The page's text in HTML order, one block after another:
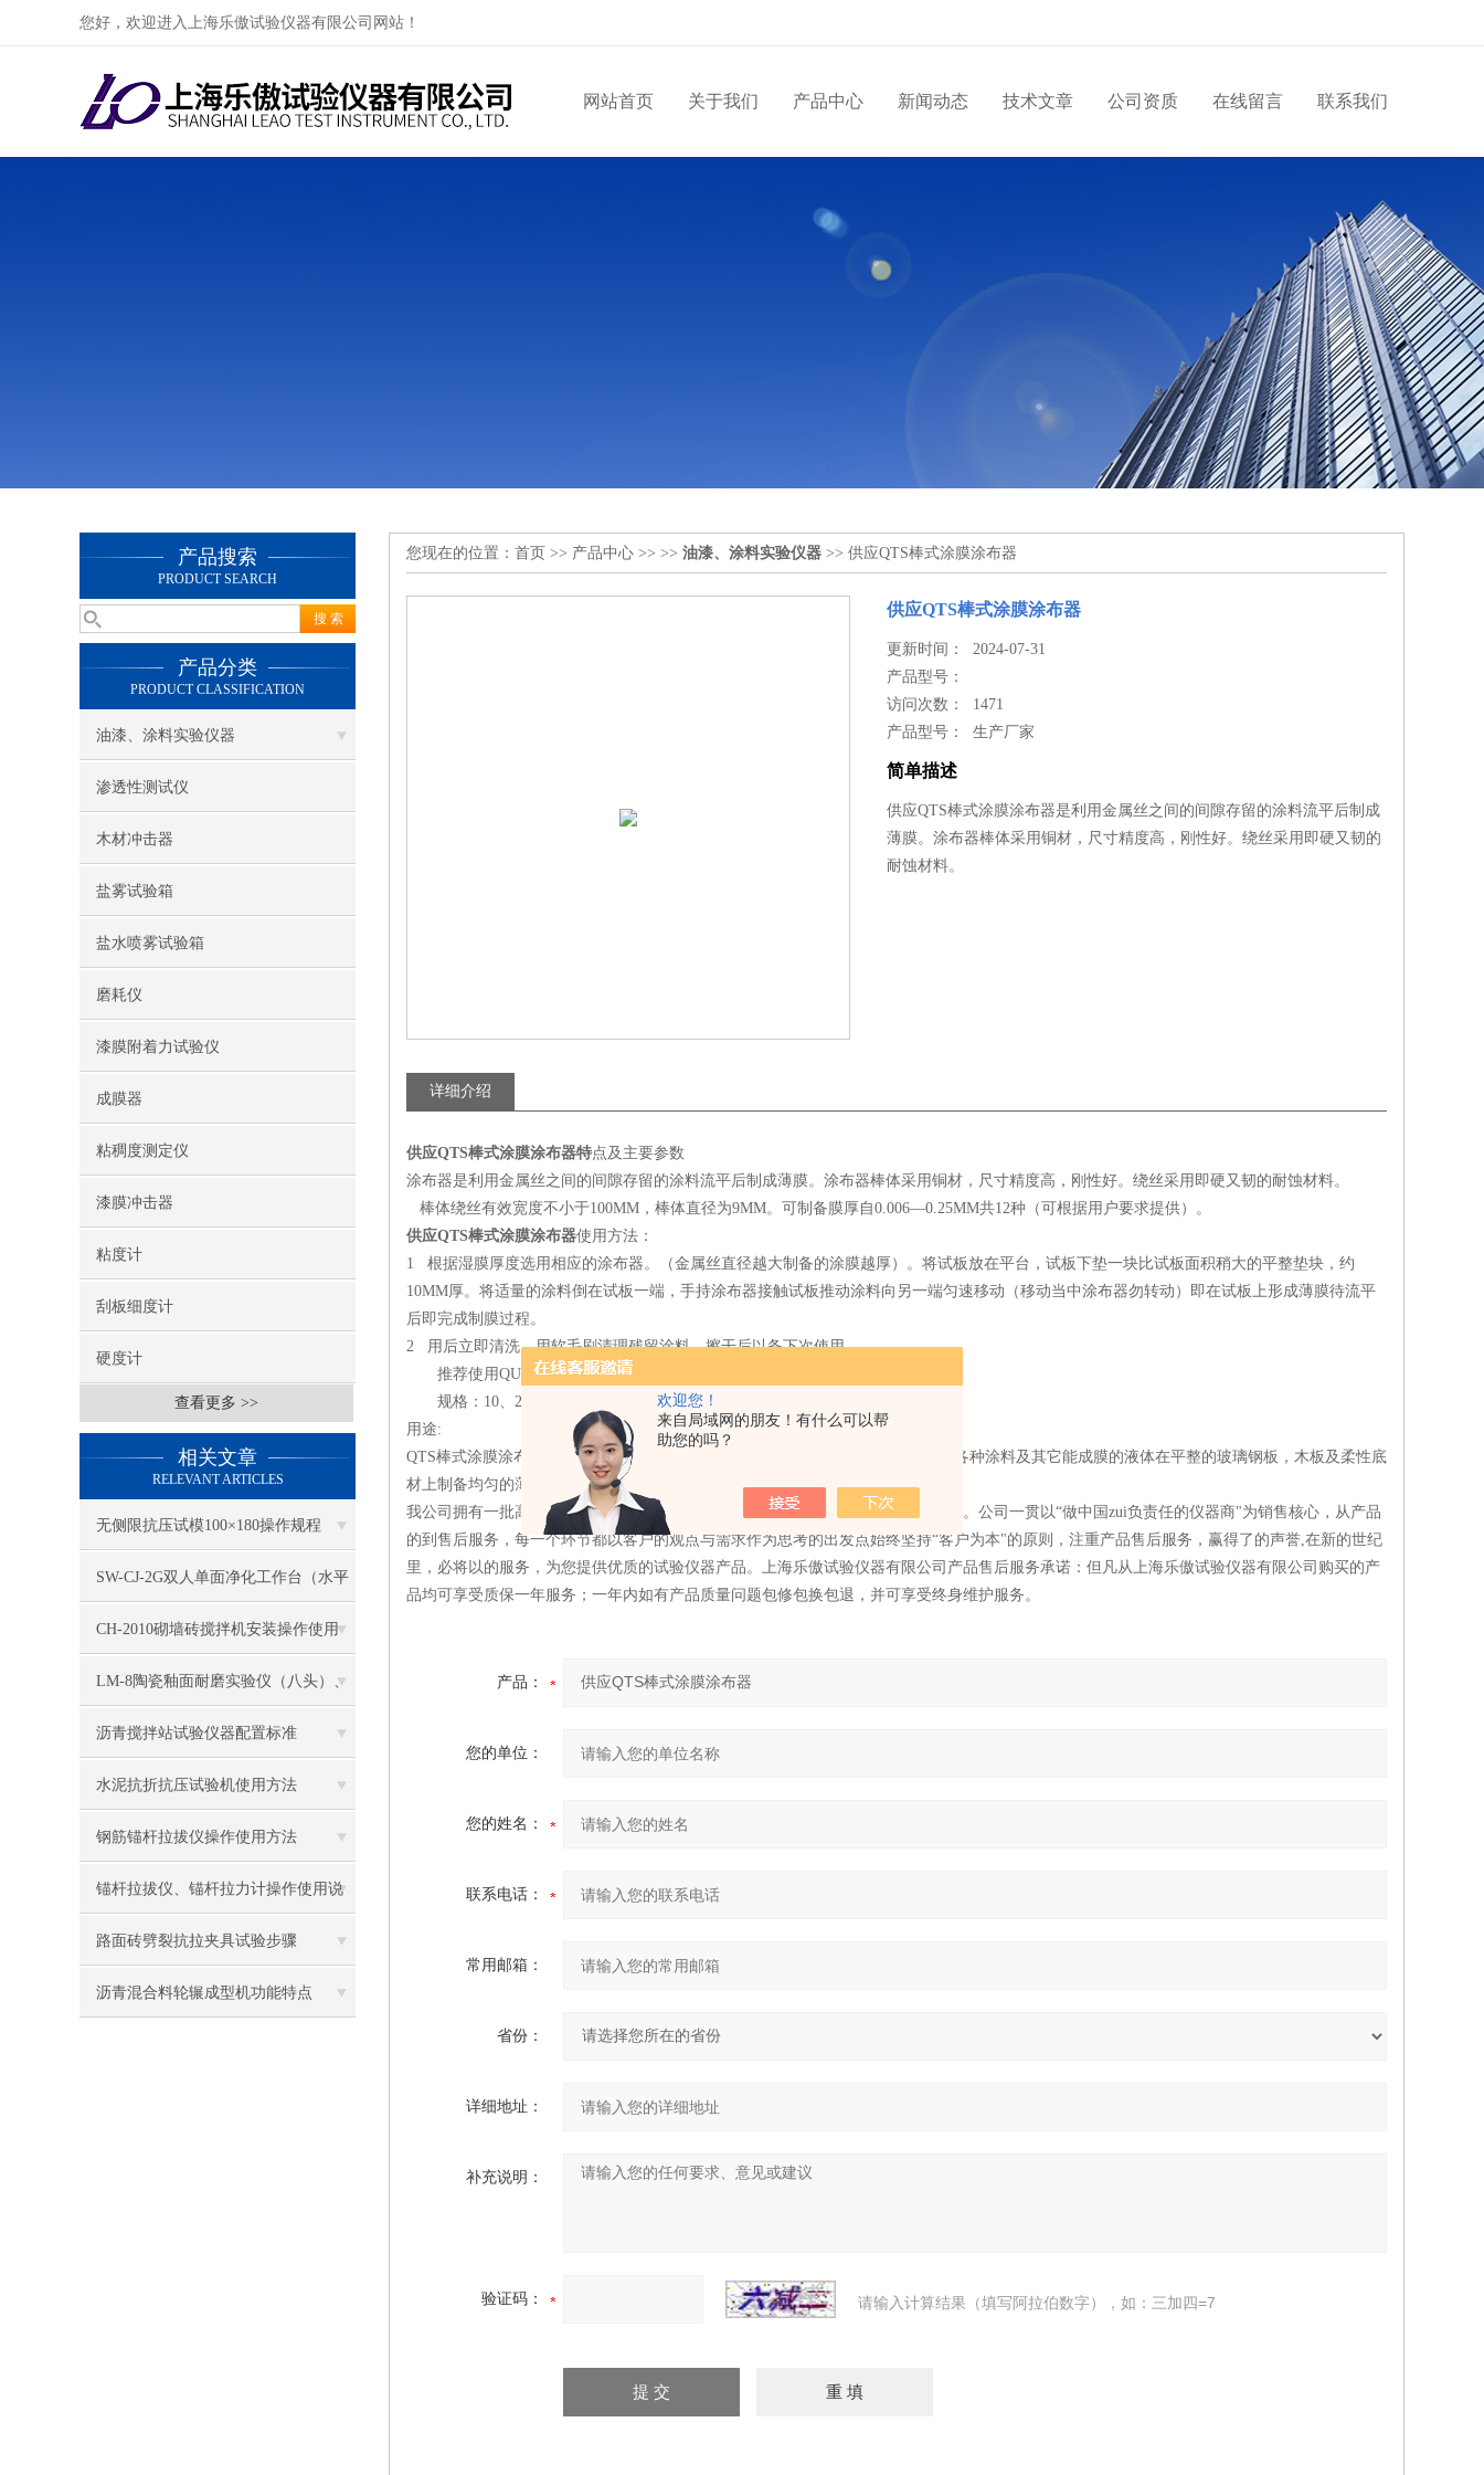
欢迎您！
来自局域网的朋友！有什么可以帮
助您的吗？
您好，欢迎进入上海乐傲试验仪器有限公司网站！
网站首页 关于我们 产品中心 新闻动态 技术文章 公司资质 在线留言 联系我们
产品搜索
PRODUCT SEARCH
产品分类
PRODUCT CLASSIFICATION
油漆、涂料实验仪器
渗透性测试仪
木材冲击器
盐雾试验箱
盐水喷雾试验箱
磨耗仪
漆膜附着力试验仪
成膜器
粘稠度测定仪
漆膜冲击器
粘度计
刮板细度计
硬度计
查看更多 >>
相关文章
RELEVANT ARTICLES
无侧限抗压试模100×180操作规程
SW-CJ-2G双人单面净化工作台（水平
送风）
CH-2010砌墙砖搅拌机安装操作使用
LM-8陶瓷釉面耐磨实验仪（八头）、
釉面耐磨仪结构及工作原理
沥青搅拌站试验仪器配置标准
水泥抗折抗压试验机使用方法
钢筋锚杆拉拔仪操作使用方法
锚杆拉拔仪、锚杆拉力计操作使用说
明
路面砖劈裂抗拉夹具试验步骤
沥青混合料轮辗成型机功能特点
您现在的位置： 首页 >> 产品中心 >> >> 油漆、涂料实验仪器 >> 供应QTS棒式涂膜涂布器
供应QTS棒式涂膜涂布器
更新时间： 2024-07-31
产品型号：
访问次数： 1471
产品型号： 生产厂家
简单描述
供应QTS棒式涂膜涂布器是利用金属丝之间的间隙存留的涂料流平后制成
薄膜。涂布器棒体采用铜材，尺寸精度高，刚性好。绕丝采用即硬又韧的
耐蚀材料。
详细介绍
供应QTS棒式涂膜涂布器特点及主要参数
涂布器是利用金属丝之间的间隙存留的涂料流平后制成薄膜。涂布器棒体采用铜材，尺寸精度高，刚性好。绕丝采用即硬又韧的耐蚀材料。
棒体绕丝有效宽度不小于100MM，棒体直径为9MM。可制备膜厚自0.006—0.25MM共12种（可根据用户要求提供）。
供应QTS棒式涂膜涂布器使用方法：
1 根据湿膜厚度选用相应的涂布器。（金属丝直径越大制备的涂膜越厚）。将试板放在平台，试板下垫一块比试板面积稍大的平整垫块，约
10MM厚。将适量的涂料倒在试板一端，手持涂布器接触试板推动涂料向另一端匀速移动（移动当中涂布器勿转动）即在试板上形成薄膜待流平
后即完成制膜过程。
2 用后立即清洗，用软毛刷清理残留涂料。擦干后以备下次使用。
推荐使用QUL型湿膜（轮规）测厚仪，配合制膜。
规格：10、20、30、40、50、60、70、80、90、100、120、150um.
用途:
QTS棒式涂膜涂布器是制备各种厚度涂膜的*工具。它可以将色漆，清漆，油墨等各种涂料及其它能成膜的液体在平整的玻璃钢板，木板及柔性底
材上制备均匀的薄膜。用做各种有关实验。
我公司拥有一批高精度的加工和检测设备，是一家拥有、、销售为一体的优良企业。公司一贯以“做中国zui负责任的仪器商"为销售核心，从产品
的到售后服务，每一个环节都以客户的观点与需求作为思考的出发点始终坚持“客户为本"的原则，注重产品售后服务，赢得了的声誉,在新的世纪
里，必将以的服务，为您提供优质的试验仪器产品。上海乐傲试验仪器有限公司产品售后服务承诺：但凡从上海乐傲试验仪器有限公司购买的产
品均可享受质保一年服务；一年内如有产品质量问题包修包换包退，并可享受终身维护服务。
产品：
您的单位：
您的姓名：
联系电话：
常用邮箱：
省份：
详细地址：
补充说明：
验证码： 请输入计算结果（填写阿拉伯数字），如：三加四=7